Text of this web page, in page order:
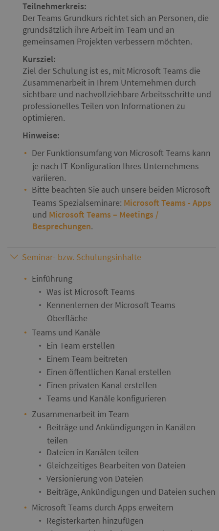
Teilnehmerkreis:
Der Teams Grundkurs richtet sich an Personen, die
grundsätzlich ihre Arbeit im Team und an
gemeinsamen Projekten verbessern möchten.
Kursziel:
Ziel der Schulung ist es, mit Microsoft Teams die
Zusammenarbeit in Ihrem Unternehmen durch
sichtbare und nachvollziehbare Arbeitsschritte und
professionelles Teilen von Informationen zu
optimieren.
Hinweise:
Der Funktionsumfang von Microsoft Teams kann
je nach IT-Konfiguration Ihres Unternehmens
variieren.
Bitte beachten Sie auch unsere beiden Microsoft
Teams Spezialseminare: Microsoft Teams - Apps
und Microsoft Teams – Meetings /
Besprechungen.
Seminar- bzw. Schulungsinhalte
Einführung
Was ist Microsoft Teams
Kennenlernen der Microsoft Teams
Oberfläche
Teams und Kanäle
Ein Team erstellen
Einem Team beitreten
Einen öffentlichen Kanal erstellen
Einen privaten Kanal erstellen
Teams und Kanäle konfigurieren
Zusammenarbeit im Team
Beiträge und Ankündigungen in Kanälen
teilen
Dateien in Kanälen teilen
Gleichzeitiges Bearbeiten von Dateien
Versionierung von Dateien
Beiträge, Ankündigungen und Dateien suchen
Microsoft Teams durch Apps erweitern
Registerkarten hinzufügen